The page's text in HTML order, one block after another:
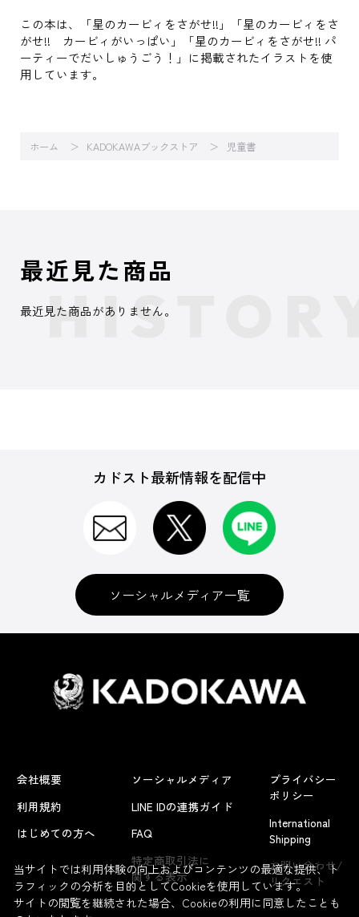
この本は、「星のカービィをさがせ!!」「星のカービィをさ
がせ!! カービィがいっぱい」「星のカービィをさがせ!! パ
ーティーでだいしゅうごう！」に掲載されたイラストを使
用しています。
ホーム KADOKAWAブックストア 児童書
よくあるお問い合わせ
最近見た商品
最近見た商品がありません。
カドスト最新情報を配信中
ソーシャルメディア一覧
会社概要
利用規約
はじめての方へ
ソーシャルメディア
LINE IDの連携ガイド
FAQ
特定商取引法に
関する表示
プライバシー
ポリシー
International
Shipping
お問い合わせ/
リクエスト
当サイトでは利用体験の向上およびコンテンツの最適な提供、ト
ラフィックの分析を目的としてCookieを使用しています。
サイトの閲覧を継続された場合、Cookieの利用に同意したことも